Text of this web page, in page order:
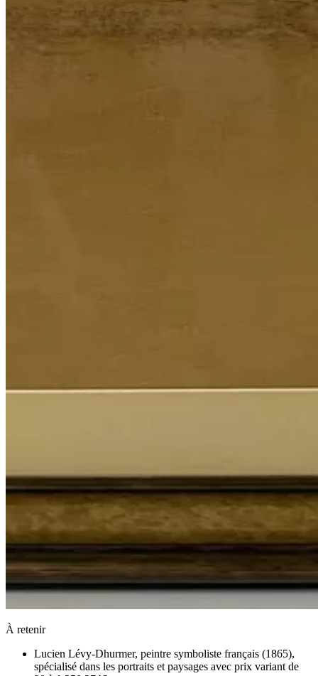
À retenir
Lucien Lévy-Dhurmer, peintre symboliste français (1865),
spécialisé dans les portraits et paysages avec prix variant de